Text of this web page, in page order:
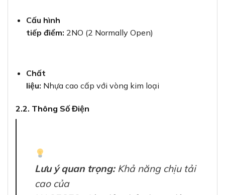
Cấu hình
tiếp điểm: 2NO (2 Normally Open)
Chất
liệu: Nhựa cao cấp với vòng kim loại
2.2. Thông Số Điện
Lưu ý quan trọng:Khả năng chịu tải
cao của